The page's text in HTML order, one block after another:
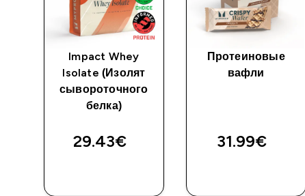
Impact Whey
Isolate (Изолят
сывороточного
белка)
29.43€‎
Протеиновые
вафли
31.99€‎